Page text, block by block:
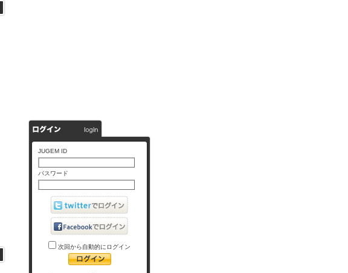
JUGEM ID
パスワード
次回から自動的にログイン